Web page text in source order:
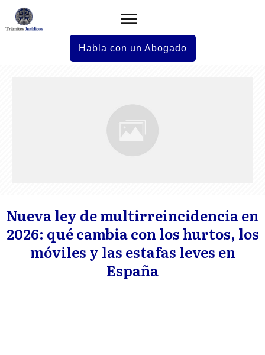
Habla con un Abogado
Nueva ley de multirreincidencia en
2026: qué cambia con los hurtos, los
móviles y las estafas leves en
España